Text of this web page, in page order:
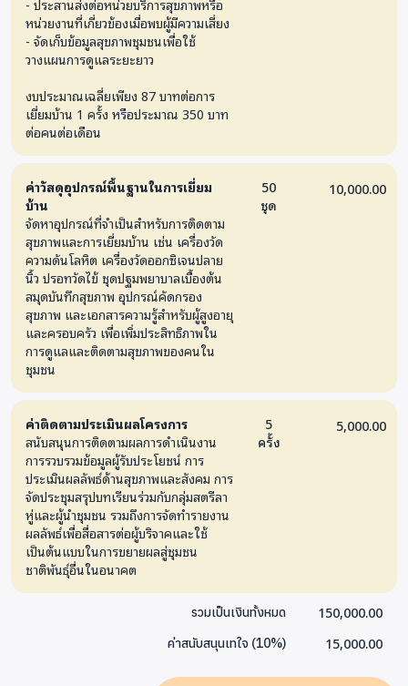
- ประสานส่งต่อหน่วยบริการสุขภาพหรือ
หน่วยงานที่เกี่ยวข้องเมื่อพบผู้มีความเสี่ยง
- จัดเก็บข้อมูลสุขภาพชุมชนเพื่อใช้
วางแผนการดูแลระยะยาว
งบประมาณเฉลี่ยเพียง 87 บาทต่อการ
เยี่ยมบ้าน 1 ครั้ง หรือประมาณ 350 บาท
ต่อคนต่อเดือน
ค่าวัสดุอุปกรณ์พื้นฐานในการเยี่ยม
บ้าน
จัดหาอุปกรณ์ที่จำเป็นสำหรับการติดตาม
สุขภาพและการเยี่ยมบ้าน เช่น เครื่องวัด
ความดันโลหิต เครื่องวัดออกซิเจนปลาย
นิ้ว ปรอทวัดไข้ ชุดปฐมพยาบาลเบื้องต้น
สมุดบันทึกสุขภาพ อุปกรณ์คัดกรอง
สุขภาพ และเอกสารความรู้สำหรับผู้สูงอายุ
และครอบครัว เพื่อเพิ่มประสิทธิภาพใน
การดูแลและติดตามสุขภาพของคนใน
ชุมชน
50
ชุด
10,000.00
ค่าติดตามประเมินผลโครงการ
สนับสนุนการติดตามผลการดำเนินงาน
การรวบรวมข้อมูลผู้รับประโยชน์ การ
ประเมินผลลัพธ์ด้านสุขภาพและสังคม การ
จัดประชุมสรุปบทเรียนร่วมกับกลุ่มสตรีลา
หู่และผู้นำชุมชน รวมถึงการจัดทำรายงาน
ผลลัพธ์เพื่อสื่อสารต่อผู้บริจาคและใช้
เป็นต้นแบบในการขยายผลสู่ชุมชน
ชาติพันธุ์อื่นในอนาคต
5
ครั้ง
5,000.00
รวมเป็นเงินทั้งหมด 150,000.00
ค่าสนับสนุนเทใจ (10%) 15,000.00